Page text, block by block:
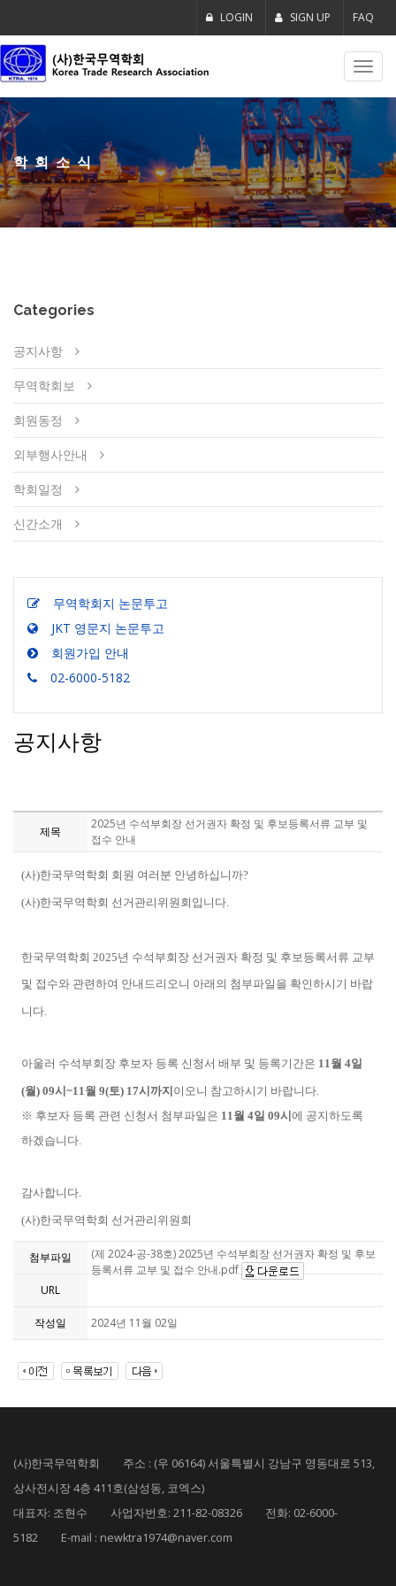
LOGIN SIGN UP FAQ
학회소식
Categories
공지사항
무역학회보
회원동정
외부행사안내
학회일정
신간소개
무역학회지 논문투고
JKT 영문지 논문투고
회원가입 안내
02-6000-5182
공지사항
제목
2025년 수석부회장 선거권자 확정 및 후보등록서류 교부 및
접수 안내
(사)한국무역학회 회원 여러분 안녕하십니까?
(사)한국무역학회 선거관리위원회입니다.
한국무역학회 2025년 수석부회장 선거권자 확정 및 후보등록서류 교부
및 접수와 관련하여 안내드리오니 아래의 첨부파일을 확인하시기 바랍
니다.
아울러 수석부회장 후보자 등록 신청서 배부 및 등록기간은 11월 4일
(월 ) 09시~11월 9(토) 17시까지 이 오니 참고하시기 바랍니다.
※ 후보자 등록 관련 신청서 첨부파일은 11월 4일 09시 에 공지하도록
하겠습니다.
감사합니다.
(사)한국무역학회 선거관리위원회
첨부파일
(제 2024-공-38호) 2025년 수석부회장 선거권자 확정 및 후보
등록서류 교부 및 접수 안내.pdf
URL
작성일 2024년 11월 02일
(사)한국무역학회 주소 : (우 06164) 서울특별시 강남구 영동대로 513,
상사전시장 4층 411호(삼성동, 코엑스)
대표자: 조현수 사업자번호: 211-82-08326 전화: 02-6000-
5182 E-mail : newktra1974@naver.com